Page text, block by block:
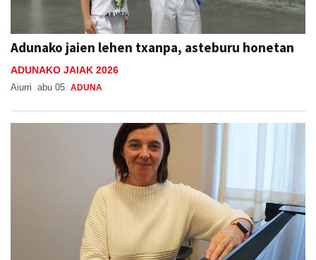
Adunako jaien lehen txanpa, asteburu honetan
ADUNAKO JAIAK 2026
Aiurri abu 05 ADUNA